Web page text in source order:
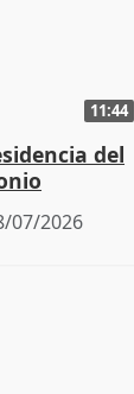
11:44
del
07/2026